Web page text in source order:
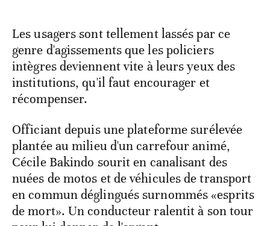
Les usagers sont tellement lassés par ce
genre d'agissements que les policiers
intègres deviennent vite à leurs yeux des
institutions, qu'il faut encourager et
récompenser.
Officiant depuis une plateforme surélevée
plantée au milieu d'un carrefour animé,
Cécile Bakindo sourit en canalisant des
nuées de motos et de véhicules de transport
en commun déglingués surnommés «esprits
de mort». Un conducteur ralentit à son tour